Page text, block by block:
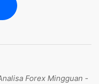
Forex Mingguan -